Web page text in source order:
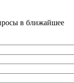
в ближайшее